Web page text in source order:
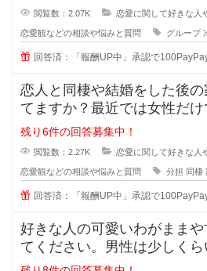
閲覧数：2.07K 恋愛に関して好きな人
恋愛観などの相談や悩みと質問 グループ
回答済：「報酬UP中」承認で
恋人と同棲や結婚をした後
てますか？最近では女性だ
やろうみたいな風潮がある時
残り6件の回答募集中！
閲覧数：2.27K 恋愛に関して好きな人
恋愛観などの相談や悩みと質問 分担 同棲
回答済：「報酬UP中」承認で
好きな人の可愛いわがままや
てください。男性は少しく
くれる女性が好きと言います